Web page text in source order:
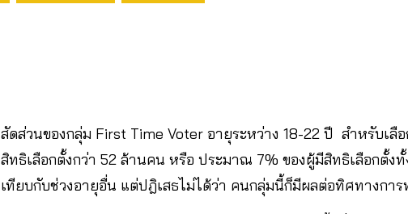
สัดส่วนของกลุ่ม First Time Voter อายุระหว่าง 18-22 ปี สำหรับเ
สิทธิเลือกตั้งกว่า 52 ล้านคน หรือ ประมาณ 7% ของผู้มีสิทธิเลือกตั้ง
เทียบกับช่วงอายุอื่น แต่ปฎิเสธไม่ได้ว่า คนกลุ่มนี้ก็มีผลต่อทิศทางกา